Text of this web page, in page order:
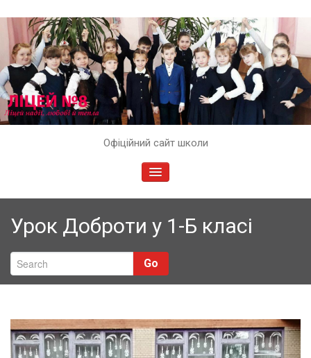
Офіційний сайт школи
TOGGLE
Урок Доброти у 1-Б класі
Go